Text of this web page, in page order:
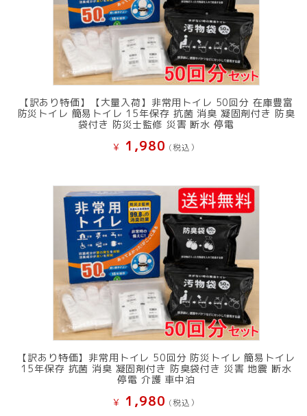
【訳あり特価】【大量入荷】非常用トイレ 50回分 在庫豊富
防災トイレ 簡易トイレ 15年保存 抗菌 消臭 凝固剤付き 防臭
袋付き 防災士監修 災害 断水 停電
¥ 1,980 (税込）
【訳あり特価】非常用トイレ 50回分 防災トイレ 簡易トイレ
15年保存 抗菌 消臭 凝固剤付き 防臭袋付き 災害 地震 断水
停電 介護 車中泊
¥ 1,980 (税込）